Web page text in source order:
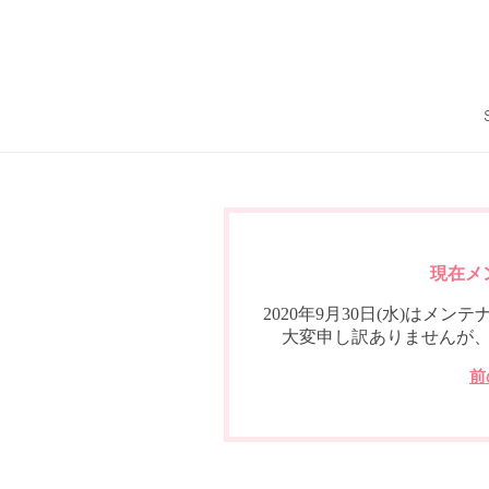
現在メ
2020年9月30日(水)はメンテ
大変申し訳ありませんが
前